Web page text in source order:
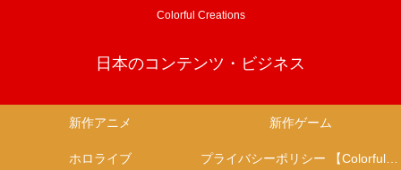
Colorful Creations
日本のコンテンツ・ビジネス
新作アニメ 新作ゲーム
ホロライブ プライバシーポリシー 【Colorful Creation】